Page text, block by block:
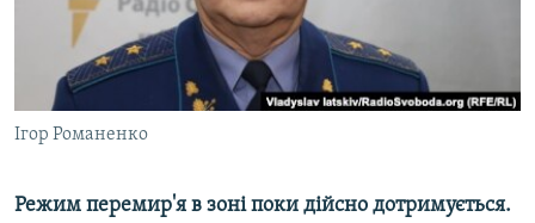
СВІДЧЕННЯ ОКУПАЦІЇ
УКРАЇНСЬКА ПРОБЛЕМА КРИМУ
ІНФОГРАФІКА
Qırımtatar
ДОЛУЧАЙСЯ!
Усі сайти RFE/RL
Ігор Романенко
Режим перемир'я в зоні поки дійсно дотримується.